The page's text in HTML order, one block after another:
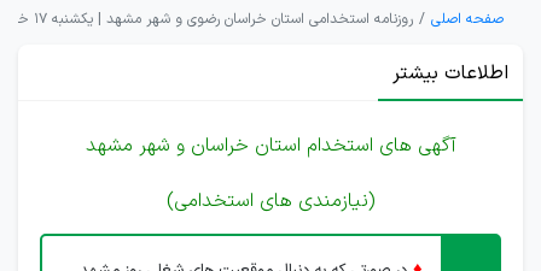
صفحه اصلی روزنامه استخدامی استان خراسان رضوی و شهر مشهد | یکشنبه ۱۷ خرداد ۱۴۰۵
اطلاعات بیشتر
آگهی های استخدام استان خراسان و شهر مشهد
(نیازمندی های استخدامی)